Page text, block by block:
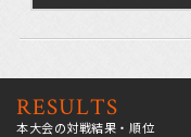
RESULTS
本大会の対戦結果・順位